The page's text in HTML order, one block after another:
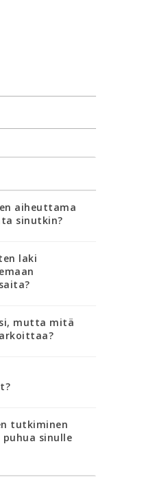
aiheuttama
sinutkin?
laki
mutta mitä
tutkiminen
puhua sinulle